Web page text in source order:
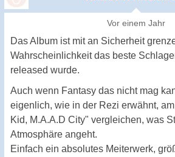
Vor einem Jahr
Das Album ist mit an Sicherheit
Wahrscheinlichkeit das beste
released wurde.
Auch wenn Fantasy das nicht mag
eigenlich, wie in der Rezi erwähnt,
Kid, M.A.A.D City" vergleichen, was
Atmosphäre angeht.
Einfach ein absolutes Meiterwerk,